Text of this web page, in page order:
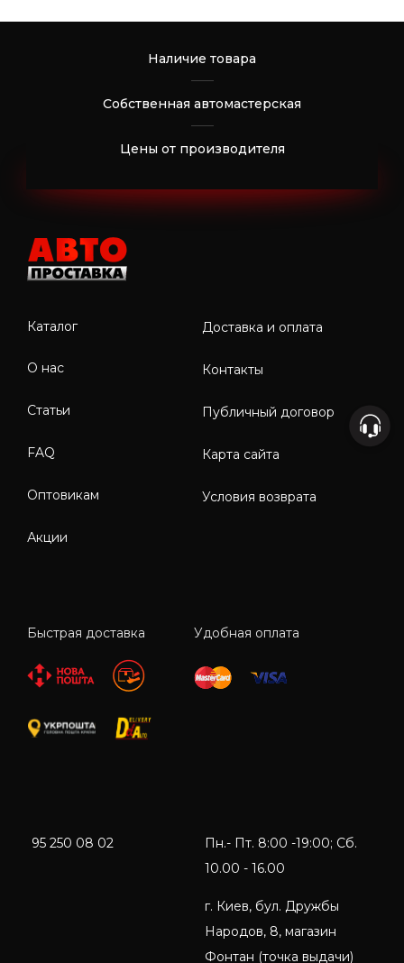
Наличие товара
Собственная автомастерская
Цены от производителя
Каталог
О нас
Статьи
FAQ
Оптовикам
Акции
Доставка и оплата
Контакты
Публичный договор
Карта сайта
Условия возврата
Быстрая доставка Удобная оплата
95 250 08 02
Пн.- Пт. 8:00 -19:00; Сб.
10.00 - 16.00
г. Киев, бул. Дружбы
Народов, 8, магазин
Фонтан (точка выдачи)